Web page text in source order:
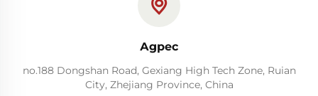
Адрес
no.188 Dongshan Road, Gexiang High Tech Zone, Ruian
City, Zhejiang Province, China